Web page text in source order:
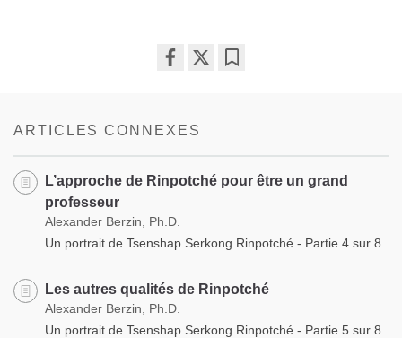
ARTICLES CONNEXES
L’approche de Rinpotché pour être un grand
professeur
Alexander Berzin, Ph.D.
Un portrait de Tsenshap Serkong Rinpotché - Partie 4 sur 8
Les autres qualités de Rinpotché
Alexander Berzin, Ph.D.
Un portrait de Tsenshap Serkong Rinpotché - Partie 5 sur 8